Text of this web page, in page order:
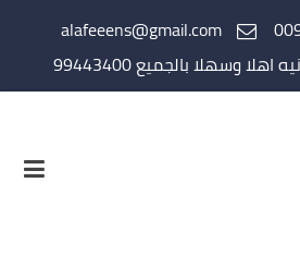
alafeeens@gmail.com
وسهلا بالجميع 99443400